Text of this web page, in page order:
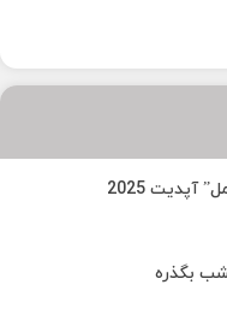
بگذره